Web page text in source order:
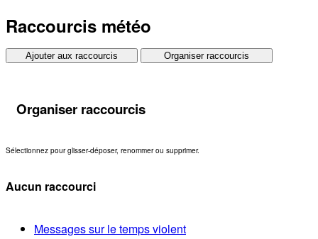
Raccourcis météo
Ajouter aux raccourcis Organiser raccourcis
Organiser raccourcis
Sélectionnez pour glisser-déposer, renommer ou supprimer.
Aucun raccourci
Messages sur le temps violent